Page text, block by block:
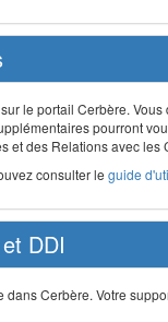
le portail Cerbère.
pourront
et des Relations avec les
consulter le guide
DDI
Cerbère. Votre